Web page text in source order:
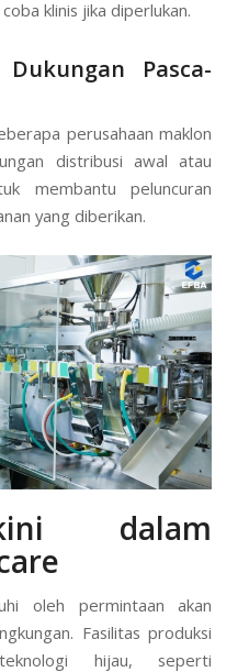
klinis jika diperlukan.
Pasca-
perusahaan maklon
distribusi awal atau
membantu peluncuran
yang diberikan.
dalam
oleh permintaan akan
Fasilitas produksi
hijau, seperti